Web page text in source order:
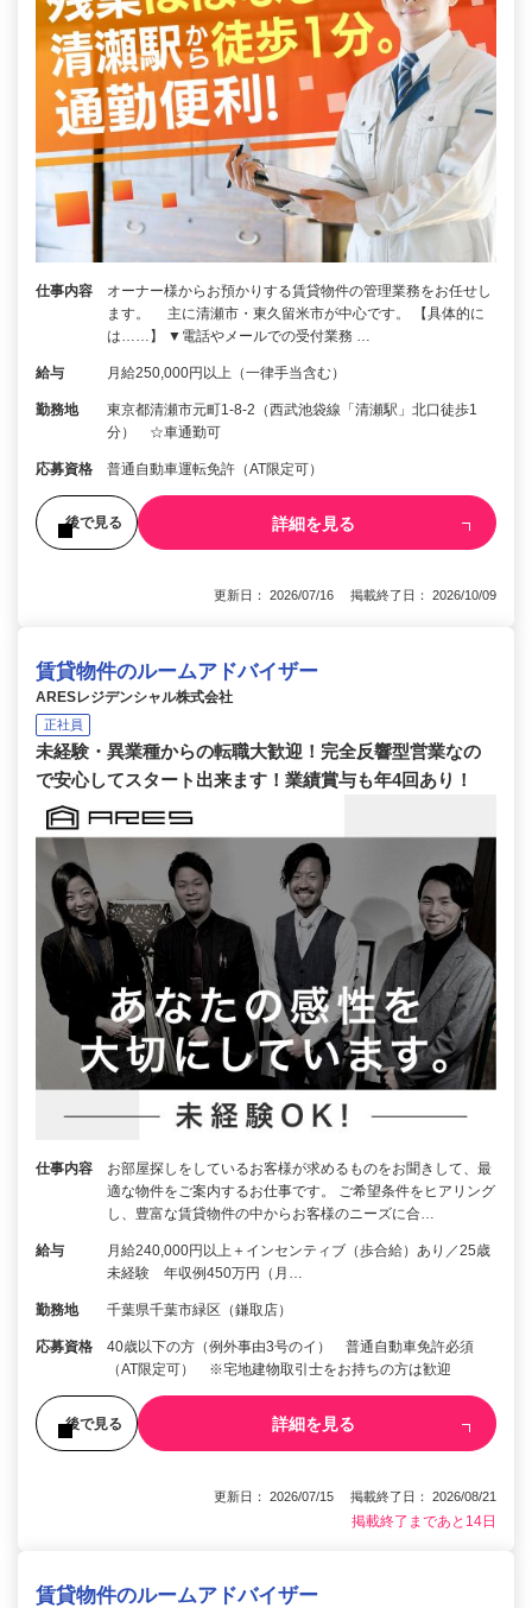
仕事内容
オーナー様からお預かりする賃貸物件の管理業務をお任せし
ます。 主に清瀬市・東久留米市が中心です。 【具体的に
は……】 ▼電話やメールでの受付業務 …
給与 月給250,000円以上（一律手当含む）
勤務地
東京都清瀬市元町1-8-2（西武池袋線「清瀬駅」北口徒歩1
分） ☆車通勤可
応募資格 普通自動車運転免許（AT限定可）
後で見る 詳細を見る
更新日： 2026/07/16 掲載終了日： 2026/10/09
賃貸物件のルームアドバイザー
ARESレジデンシャル株式会社
正社員
未経験・異業種からの転職大歓迎！完全反響型営業なの
で安心してスタート出来ます！業績賞与も年4回あり！
仕事内容
お部屋探しをしているお客様が求めるものをお聞きして、最
適な物件をご案内するお仕事です。 ご希望条件をヒアリング
し、豊富な賃貸物件の中からお客様のニーズに合…
給与
月給240,000円以上＋インセンティブ（歩合給）あり／25歳
未経験 年収例450万円（月…
勤務地 千葉県千葉市緑区（鎌取店）
応募資格
40歳以下の方（例外事由3号のイ） 普通自動車免許必須
（AT限定可） ※宅地建物取引士をお持ちの方は歓迎
後で見る 詳細を見る
更新日： 2026/07/15 掲載終了日： 2026/08/21
掲載終了まであと14日
賃貸物件のルームアドバイザー